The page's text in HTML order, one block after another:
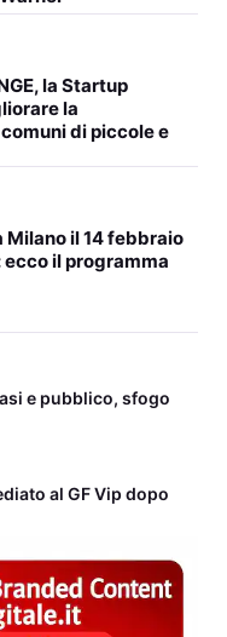
la Startup
la
di piccole e
Milano il 14 febbraio
ecco il programma
e pubblico, sfogo
al GF Vip dopo